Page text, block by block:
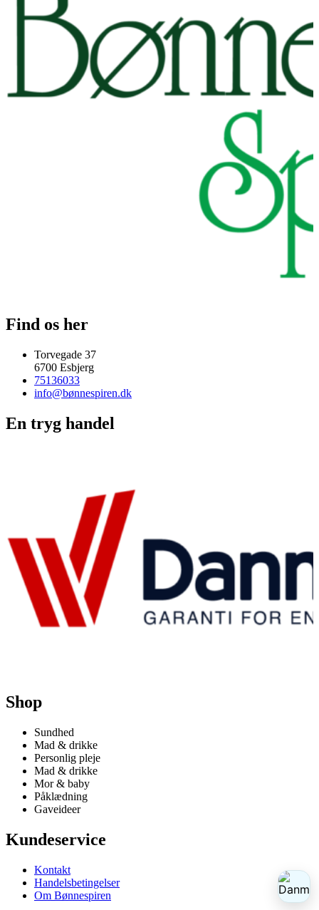
Find os her
Torvegade 37
6700 Esbjerg
75136033
info@bønnespiren.dk
En tryg handel
Shop
Sundhed
Mad & drikke
Personlig pleje
Mad & drikke
Mor & baby
Påklædning
Gaveideer
Kundeservice
Kontakt
Handelsbetingelser
Om Bønnespiren